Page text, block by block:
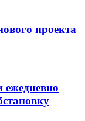
проекта
ежедневно